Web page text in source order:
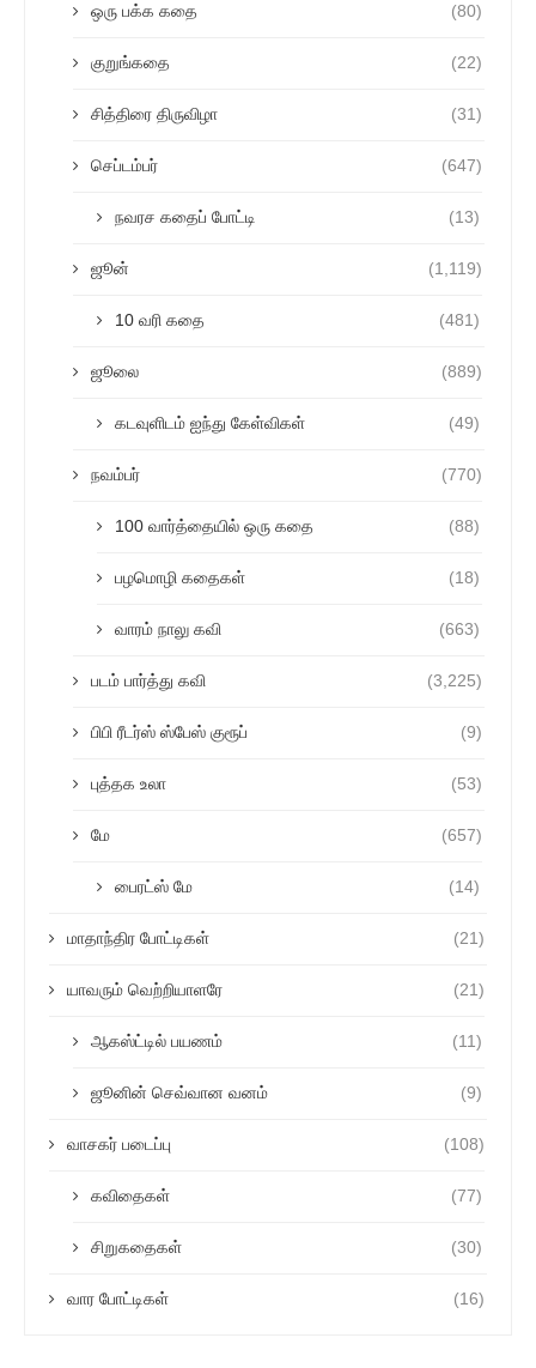
ஒரு பக்க கதை (80)
குறுங்கதை (22)
சித்திரை திருவிழா (31)
செப்டம்பர் (647)
நவரச கதைப் போட்டி (13)
ஜூன் (1,119)
10 வரி கதை (481)
ஜூலை (889)
கடவுளிடம் ஐந்து கேள்விகள் (49)
நவம்பர் (770)
100 வார்த்தையில் ஒரு கதை (88)
பழமொழி கதைகள் (18)
வாரம் நாலு கவி (663)
படம் பார்த்து கவி (3,225)
பிபி ரீடர்ஸ் ஸ்பேஸ் குரூப் (9)
புத்தக உலா (53)
மே (657)
பைரட்ஸ் மே (14)
மாதாந்திர போட்டிகள் (21)
யாவரும் வெற்றியாளரே (21)
ஆகஸ்ட்டில் பயணம் (11)
ஜூனின் செவ்வான வனம் (9)
வாசகர் படைப்பு (108)
கவிதைகள் (77)
சிறுகதைகள் (30)
வார போட்டிகள் (16)